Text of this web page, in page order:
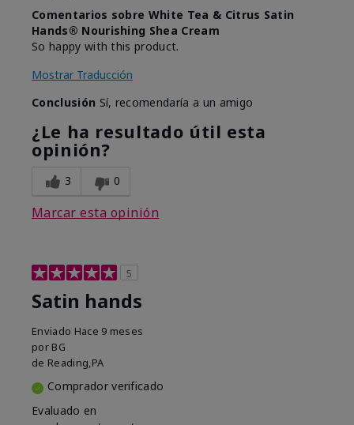
Comentarios sobre White Tea & Citrus Satin
Hands® Nourishing Shea Cream
So happy with this product.
Mostrar Traducción
Conclusión Sí, recomendaría a un amigo
¿Le ha resultado útil esta
opinión?
3 0
Marcar esta opinión
5
Satin hands
Enviado Hace 9 meses
por BG
de Reading,PA
Comprador verificado
Evaluado en